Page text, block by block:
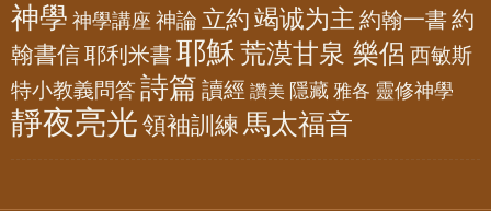
神學 神學講座 神論 立約 竭诚为主 約翰一書 約
翰書信耶利米書 耶穌荒漠甘泉 樂侶 西敏斯
特小教義問答詩篇 讀經 讚美 隱藏 雅各 靈修神學
靜夜亮光 領袖訓練 馬太福音